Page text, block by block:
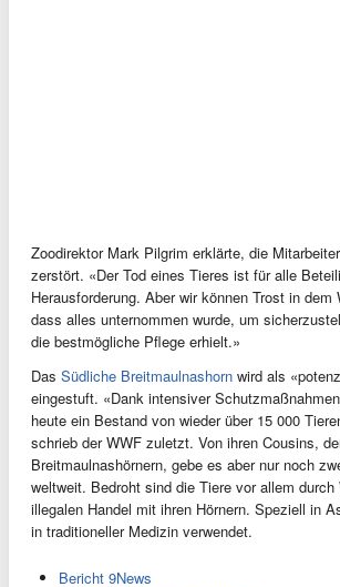
Zoodirektor Mark Pilgrim erklärte, die
zerstört. «Der Tod eines Tieres ist für alle
Herausforderung. Aber wir können Trost in dem
dass alles unternommen wurde, um
die bestmögliche Pflege erhielt.»
Das Südliche Breitmaulnashorn wird als
eingestuft. «Dank intensiver
heute ein Bestand von wieder über 15 000
schrieb der WWF zuletzt. Von ihren Cousins,
Breitmaulnashörnern, gebe es aber nur noch
weltweit. Bedroht sind die Tiere vor allem durch
illegalen Handel mit ihren Hörnern. Speziell in
in traditioneller Medizin verwendet.
Bericht 9News